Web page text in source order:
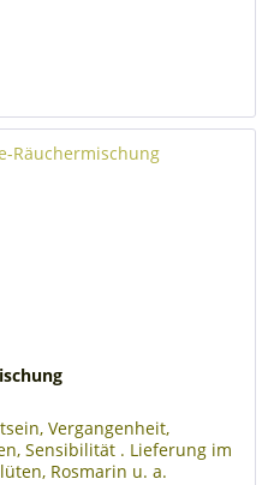
Vergangenheit,
Sensibilität . Lieferung im
Rosmarin u. a.